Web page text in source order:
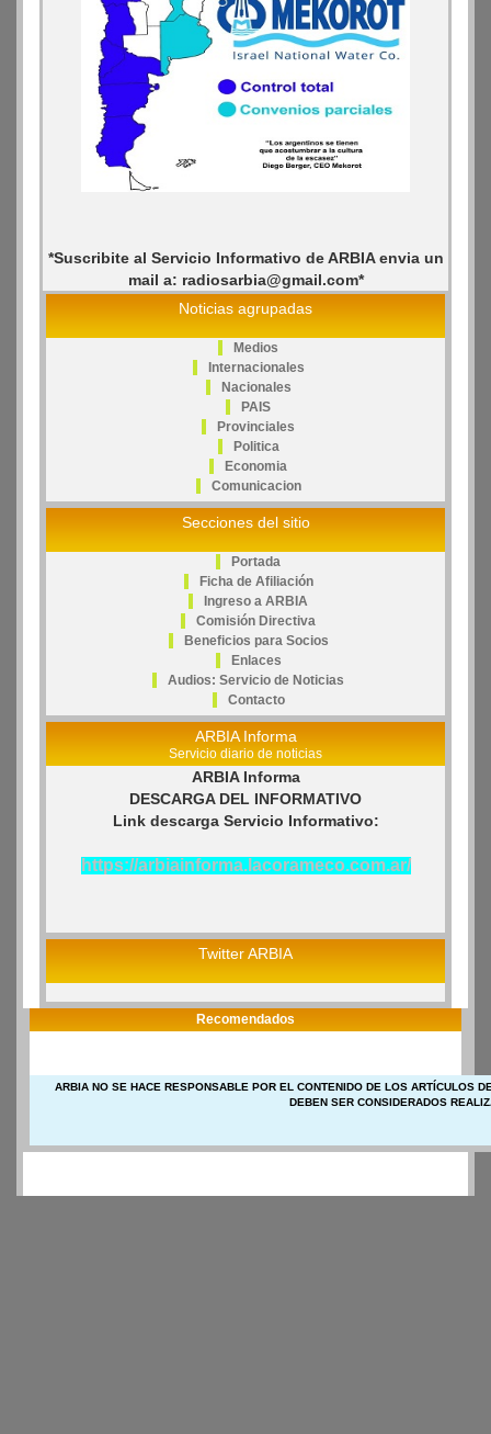
*Suscribite al Servicio Informativo de ARBIA envia un
mail a: radiosarbia@gmail.com*
Noticias agrupadas
Medios
Internacionales
Nacionales
PAIS
Provinciales
Politica
Economia
Comunicacion
Secciones del sitio
Portada
Ficha de Afiliación
Ingreso a ARBIA
Comisión Directiva
Beneficios para Socios
Enlaces
Audios: Servicio de Noticias
Contacto
ARBIA Informa
Servicio diario de noticias
ARBIA Informa
DESCARGA DEL INFORMATIVO
Link descarga Servicio Informativo:
https://arbiainforma.lacorameco.com.ar/
Twitter ARBIA
Recomendados
ARBIA NO SE HACE RESPONSABLE POR EL CONTENIDO DE LOS ARTÍCULOS
DEBEN SER CONSIDERADOS